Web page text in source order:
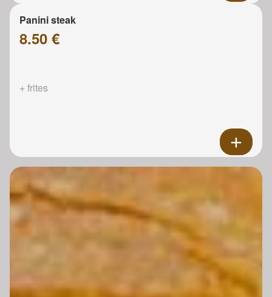
Panini steak
8.50 €
+ frites